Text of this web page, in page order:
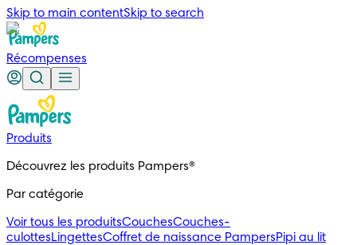
Skip to main contentSkip to search
Récompenses
Produits
Découvrez les produits Pampers®
Par catégorie
Voir tous les produitsCouchesCouches-
culottesLingettesCoffret de naissance PampersPipi au lit